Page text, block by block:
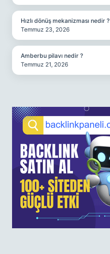
Hızlı dönüş mekanizması nedir ?
Temmuz 23, 2026
Amberbu pilavı nedir ?
Temmuz 21, 2026